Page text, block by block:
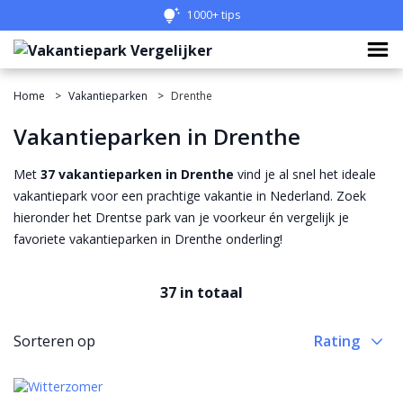
1000+ tips
Eenvoudig vergelijken
Home Vakantieparken Drenthe
Vakantieparken in Drenthe
Met 37 vakantieparken in Drenthe vind je al snel het ideale
vakantiepark voor een prachtige vakantie in Nederland. Zoek
hieronder het Drentse park van je voorkeur én vergelijk je
favoriete vakantieparken in Drenthe onderling!
37 in totaal
Sorteren op